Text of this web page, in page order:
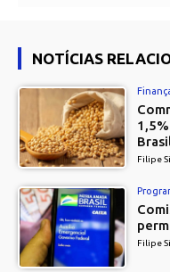
NOTÍCIAS
Filipe
Filipe